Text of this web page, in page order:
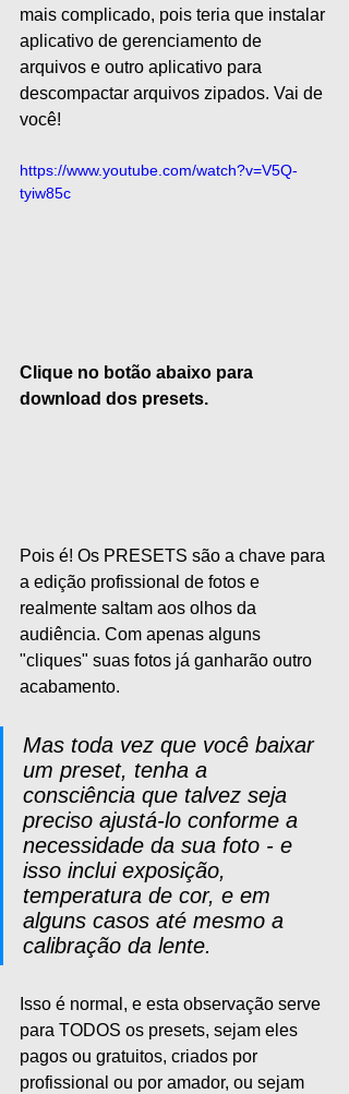
mais complicado, pois teria que instalar
aplicativo de gerenciamento de
arquivos e outro aplicativo para
descompactar arquivos zipados. Vai de
você!
https://www.youtube.com/watch?v=V5Q-
tyiw85c
Clique no botão abaixo para
download dos presets.
Pois é! Os PRESETS são a chave para
a edição profissional de fotos e
realmente saltam aos olhos da
audiência. Com apenas alguns
"cliques" suas fotos já ganharão outro
acabamento.
Mas toda vez que você baixar
um preset, tenha a
consciência que talvez seja
preciso ajustá-lo conforme a
necessidade da sua foto - e
isso inclui exposição,
temperatura de cor, e em
alguns casos até mesmo a
calibração da lente.
Isso é normal, e esta observação serve
para TODOS os presets, sejam eles
pagos ou gratuitos, criados por
profissional ou por amador, ou sejam